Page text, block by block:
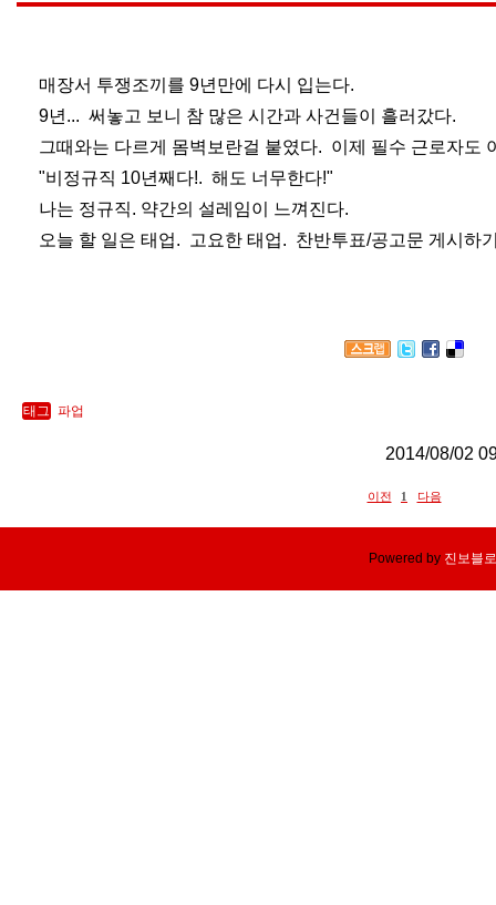
매장서 투쟁조끼를 9년만에 다시 입는다.
9년... 써놓고 보니 참 많은 시간과 사건들이 흘러갔다.
그때와는 다르게 몸벽보란걸 붙였다. 이제 필수 근로자도
"비정규직 10년째다!. 해도 너무한다!"
나는 정규직. 약간의 설레임이 느껴진다.
오늘 할 일은 태업. 고요한 태업. 찬반투표/공고문 게시하
태그 파업
2014/08/02
이전 1 다음
Powered by 진보블